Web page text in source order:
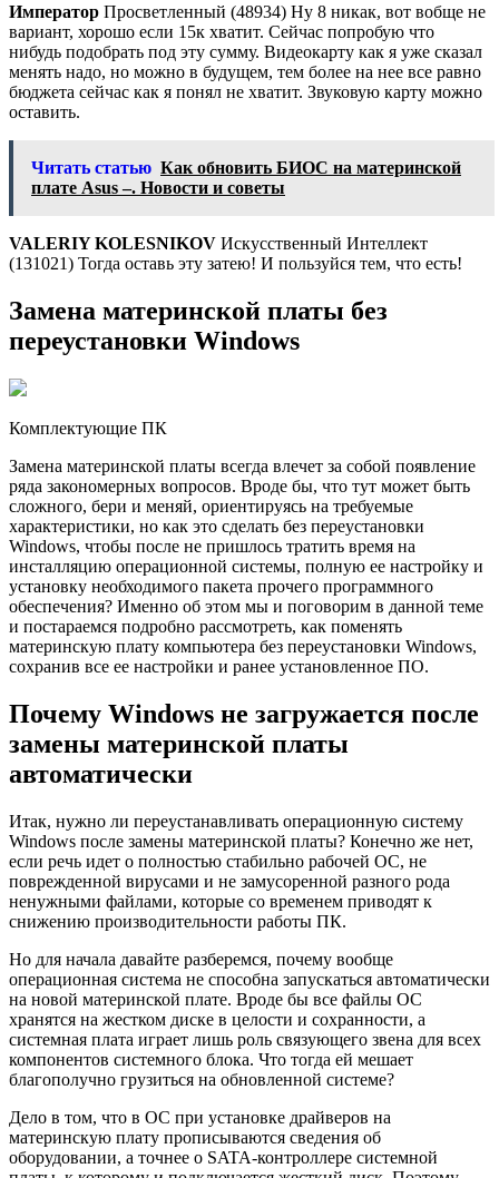
Император Просветленный (48934) Ну 8 никак, вот вобще не
вариант, хорошо если 15к хватит. Сейчас попробую что
нибудь подобрать под эту сумму. Видеокарту как я уже сказал
менять надо, но можно в будущем, тем более на нее все равно
бюджета сейчас как я понял не хватит. Звуковую карту можно
оставить.
Читать статью Как обновить БИОС на материнской
плате Asus –. Новости и советы
VALERIY KOLESNIKOV Искусственный Интеллект
(131021) Тогда оставь эту затею! И пользуйся тем, что есть!
Замена материнской платы без
переустановки Windows
Комплектующие ПК
Замена материнской платы всегда влечет за собой появление
ряда закономерных вопросов. Вроде бы, что тут может быть
сложного, бери и меняй, ориентируясь на требуемые
характеристики, но как это сделать без переустановки
Windows, чтобы после не пришлось тратить время на
инсталляцию операционной системы, полную ее настройку и
установку необходимого пакета прочего программного
обеспечения? Именно об этом мы и поговорим в данной теме
и постараемся подробно рассмотреть, как поменять
материнскую плату компьютера без переустановки Windows,
сохранив все ее настройки и ранее установленное ПО.
Почему Windows не загружается после
замены материнской платы
автоматически
Итак, нужно ли переустанавливать операционную систему
Windows после замены материнской платы? Конечно же нет,
если речь идет о полностью стабильно рабочей ОС, не
поврежденной вирусами и не замусоренной разного рода
ненужными файлами, которые со временем приводят к
снижению производительности работы ПК.
Но для начала давайте разберемся, почему вообще
операционная система не способна запускаться автоматически
на новой материнской плате. Вроде бы все файлы ОС
хранятся на жестком диске в целости и сохранности, а
системная плата играет лишь роль связующего звена для всех
компонентов системного блока. Что тогда ей мешает
благополучно грузиться на обновленной системе?
Дело в том, что в ОС при установке драйверов на
материнскую плату прописываются сведения об
оборудовании, а точнее о SATA-контроллере системной